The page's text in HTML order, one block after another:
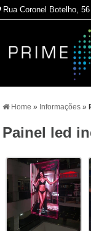
Rua Coronel Botelho,
Home » Informações »
Painel led